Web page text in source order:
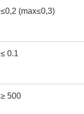
≤0,2 (max≤0,3)
≤ 0.1
≥ 500